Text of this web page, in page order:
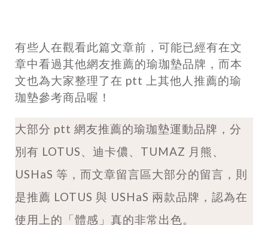
有些人在觀看此篇文章前，可能已經有在文
章中看過其他網友推薦的瑜珈墊品牌，而本
文也為大家整理了在 ptt 上其他人推薦的瑜
珈墊參考商品喔！
大部分 ptt 網友推薦的瑜珈墊運動品牌，分
別有 LOTUS、迪卡儂、TUMAZ 月熊、
USHaS 等，而文章留言區大部分的留言，則
是推薦 LOTUS 與 USHaS 兩款品牌，認為在
使用上的「體感」真的非常出色。